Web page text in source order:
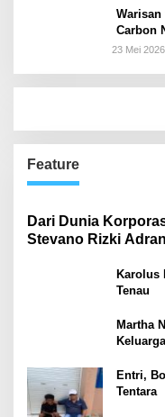
Warisan
Carbon
23 Mei 2026
Feature
Dari Dunia
Stevano Rizki
Karolus
Tenau
Martha
Entri,
Tentara